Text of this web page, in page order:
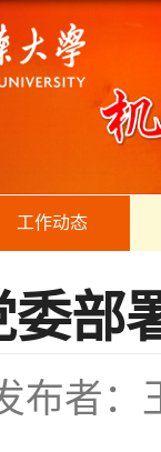
工作动态
委部
布者：